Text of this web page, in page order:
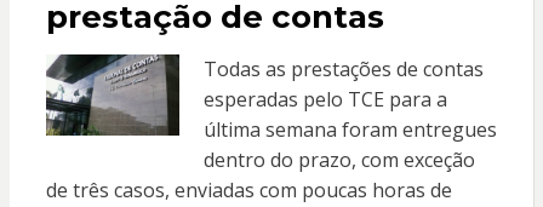
prestação de contas
Todas as prestações de contas
esperadas pelo TCE para a
última semana foram entregues
dentro do prazo, com exceção
de três casos, enviadas com poucas horas de